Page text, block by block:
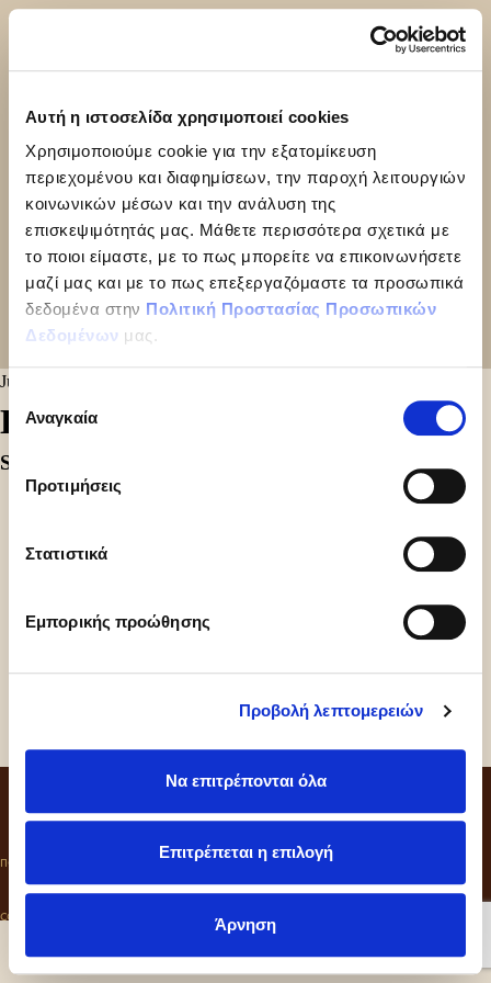
Αυτή η ιστοσελίδα χρησιμοποιεί cookies
Χρησιμοποιούμε cookie για την εξατομίκευση
περιεχομένου και διαφημίσεων, την παροχή λειτουργιών
κοινωνικών μέσων και την ανάλυση της
επισκεψιμότητάς μας. Μάθετε περισσότερα σχετικά με
το ποιοι είμαστε, με το πως μπορείτε να επικοινωνήσετε
μαζί μας και με το πως επεξεργαζόμαστε τα προσωπικά
δεδομένα στην Πολιτική Προστασίας Προσωπικών
Δεδομένων μας.
συγκατάθεσης
Αναγκαία
Προτιμήσεις
Στατιστικά
Εμπορικής προώθησης
Προβολή λεπτομερειών
Να επιτρέπονται όλα
Επιτρέπεται η επιλογή
Άρνηση
July 29, 2024
ΚΑΡΑΜΕΛΑ 2kg
Share
CONTACT
ΠΟΛΙΤΙΚΗ ΑΠΟΡΡΗΤΟΥ COOKIES ΚΩΔΙΚΑΣ ΔΕΟΝΤΟΛΟΓΙΑΣ
COLD SIN ©2026